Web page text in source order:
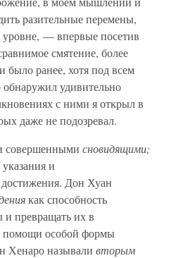
разительные перемены,
уровне, — впервые посетив
смятение, более
было ранее, хотя под всем
удивительно
с ними я открыл в
даже не подозревал.
совершенными сновидящими;
и
Дон Хуан
как способность
и превращать их в
помощи особой формы
Хенаро называли вторым